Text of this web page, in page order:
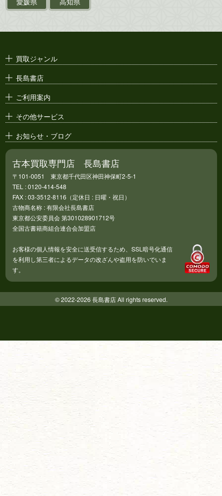
買取ジャンル
長島書店
ご利用案内
その他サービス
お知らせ・ブログ
古本買取専門店 長島書店
〒101-0051 東京都千代田区神田神保町2-5-1
TEL : 0120-414-548
FAX : 03-3512-8116（定休日 : 日曜・祝日）
古物商名称 : 有限会社長島書店
東京都公安委員会 第301028901712号
全国古書籍商組合連合会加盟店
お客様の個人情報を安全に送受信するため、SSL暗号化通信
を利用し第三者によるデータの改ざんや盗用を防いでいま
す。
© 2022-2026 長島書店 All rights reserved.